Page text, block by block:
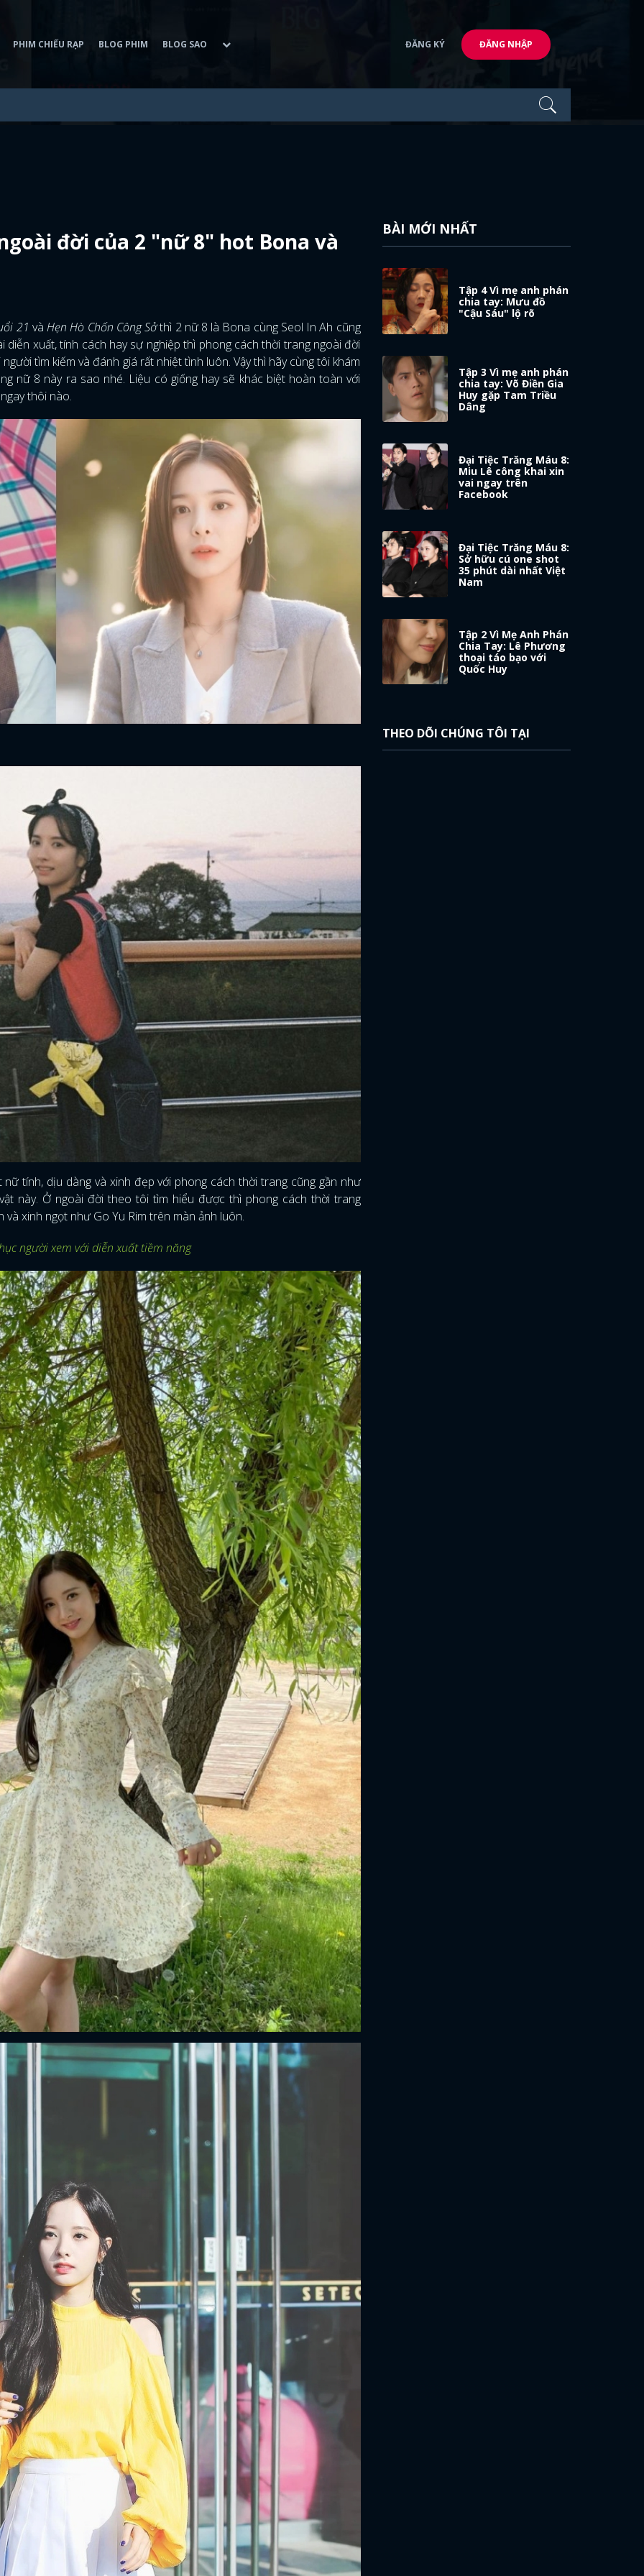
ĐĂNG NHẬP
FACEBOOK GOOGLE
PHIM CHIẾU RẠP BLOG PHIM BLOG SAO ĐĂNG KÝ ĐĂNG NHẬP
đời của 2 "nữ 8" hot Bona và
21 vàHẹn Hò Chốn Công Sởthì 2 nữ 8 là Bona cùng Seol In Ah cũng
xuất, tính cách hay sự nghiệp thì phong cách thời trang ngoài đời
tìm kiếm và đánh giá rất nhiệt tình luôn. Vậy thì hãy cùng tôi khám
nữ 8 này ra sao nhé. Liệu có giống hay sẽ khác biệt hoàn toàn với
thôi nào.
nữ tính, dịu dàng và xinh đẹp với phong cách thời trang cũng gần như
này. Ở ngoài đời theo tôi tìm hiểu được thì phong cách thời trang
xinh ngọt như Go Yu Rim trên màn ảnh luôn.
người xem với diễn xuất tiềm năng
BÀI MỚI NHẤT
Tập 4 Vì mẹ anh phán
chia tay: Mưu đồ
"Cậu Sáu" lộ rõ
Tập 3 Vì mẹ anh phán
chia tay: Võ Điền Gia
Huy gặp Tam Triều
Dâng
Đại Tiệc Trăng Máu 8:
Miu Lê công khai xin
vai ngay trên
Facebook
Đại Tiệc Trăng Máu 8:
Sở hữu cú one shot
35 phút dài nhất Việt
Nam
Tập 2 Vì Mẹ Anh Phán
Chia Tay: Lê Phương
thoại táo bạo với
Quốc Huy
THEO DÕI CHÚNG TÔI TẠI